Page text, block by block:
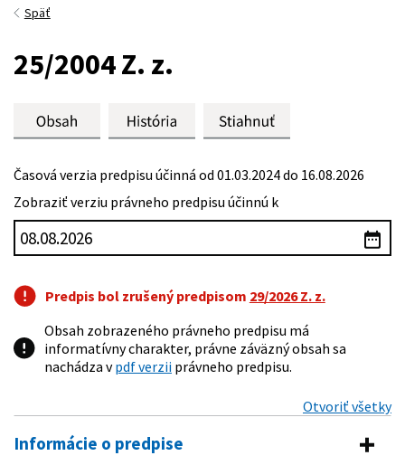
Späť
25/2004 Z. z.
Časová verzia predpisu účinná od 01.03.2024 do 16.08.2026
Zobraziť verziu právneho predpisu účinnú k
Predpis bol zrušený predpisom 29/2026 Z. z.
Obsah zobrazeného právneho predpisu má
informatívny charakter, právne záväzný obsah sa
nachádza vpdf verzii právneho predpisu.
Otvoriť všetky
Informácie o predpise